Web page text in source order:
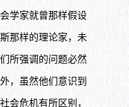
学家就曾那样假设
那样的理论家，未
所强调的问题必然
，虽然他们意识到
会危机有所区别，